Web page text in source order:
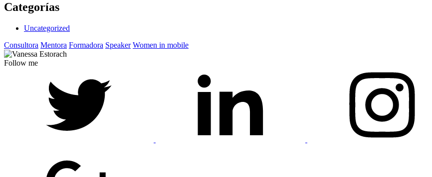
Categorías
Uncategorized
Consultora Mentora Formadora Speaker Women in mobile
Follow me